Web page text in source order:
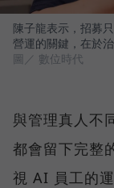
陳子龍表示，招募
營運的關鍵，在於治
圖／ 數位時代
與管理真人不
都會留下完整
視 AI 員工的